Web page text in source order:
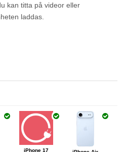
kan titta på videor eller
laddas.
iPhone 17